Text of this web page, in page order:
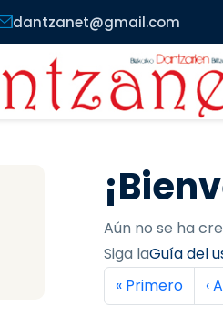
dantzanet@gmail.com
Aún no se ha
Siga laGuía del
Primera
« Primero ‹